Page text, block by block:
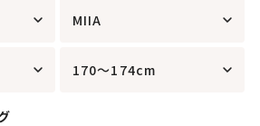
MIIA
170～174cm